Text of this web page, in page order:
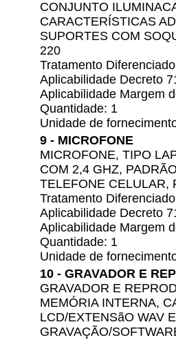
CONJUNTO
CARACTERÍSTICAS
SUPORTES COM
220
Tratamento
Aplicabilidade Decreto
Aplicabilidade Margem
Quantidade: 1
Unidade de
9 - MICROFONE
MICROFONE, TIPO
COM 2,4 GHZ,
TELEFONE CELULAR,
Tratamento
Aplicabilidade Decreto
Aplicabilidade Margem
Quantidade: 1
Unidade de
10 - GRAVADOR E
GRAVADOR E
MEMÓRIA INTERNA,
LCD/EXTENSãO WAV
GRAVAÇÃO/